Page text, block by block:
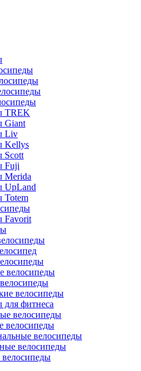
TREK
Giant
Liv
Kellys
Scott
Fuji
Merida
UpLand
Totem
Favorit
велосипеды
велосипеды
фитнеса
велосипеды
велосипеды
велосипеды
велосипеды